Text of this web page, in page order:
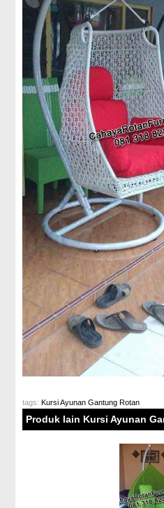
tags:Kursi Ayunan Gantung Rotan
Produk lain Kursi Ayunan